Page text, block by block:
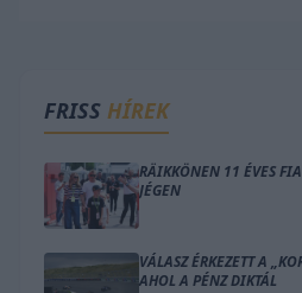
FRISS HÍREK
RÄIKKÖNEN 11 ÉVES
JÉGEN
VÁLASZ ÉRKEZETT A
AHOL A PÉNZ DIKTÁL